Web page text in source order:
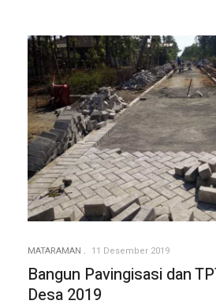
MATARAMAN 11 Desember 2019
Bangun Pavingisasi dan
Desa 2019